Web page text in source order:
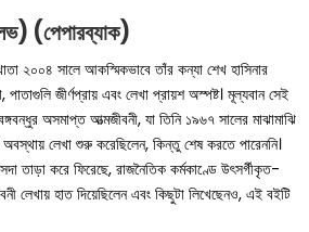
(পেপারব্যাক)
২০০৪ সালে আকস্মিকভাবে তাঁর কন্যা শেখ হাসিনার
জীর্ণপ্রায় এবং লেখা প্রায়শ অস্পষ্ট। মূল্যবান সেই
অসমাপ্ত আত্মজীবনী, যা তিনি ১৯৬৭ সালের মাঝামাঝি
অবস্থায় লেখা শুরু করেছিলেন, কিন্তু শেষ করতে পারেননি।
তাড়া করে ফিরেছে, রাজনৈতিক কর্মকাণ্ডে উৎসর্গীকৃত-
লেখায় হাত দিয়েছিলেন এবং কিছুটা লিখেছেনও, এই বইটি